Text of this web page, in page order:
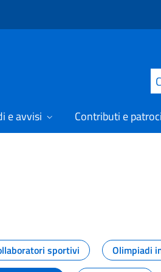
e avvisi Contributi e
sportsportivi Olimpiadi